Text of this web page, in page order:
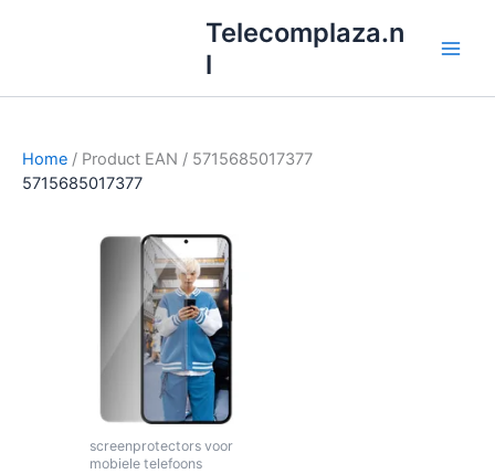
inhoud
Telecomplaza.n
l
Home / Product EAN / 5715685017377
5715685017377
screenprotectors voor
mobiele telefoons